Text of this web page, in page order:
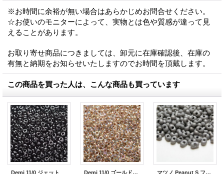
※お時間に余裕が無い場合はあらかじめお問合せください。
☆お使いのモニターによって、実物とは色や質感が違って見
えることがあります。
お取り寄せ商品につきましては、卸元に在庫確認後、在庫の
有無と納期をお知らせいたしますのでお時間を頂戴します。
この商品を買った人は、こんな商品も買っています
Demi 11/0 ジェット Demi 11/0 ゴールドラインRB マツノ Peanut S フロスト ストーン